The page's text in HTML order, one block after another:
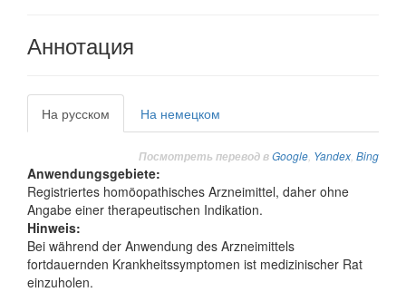
Аннотация
На русском На немецком
Посмотреть перевод вGoogle Yandex Bing
Anwendungsgebiete:
Registriertes homöopathisches Arzneimittel, daher ohne
Angabe einer therapeutischen Indikation.
Hinweis:
Bei während der Anwendung des Arzneimittels
fortdauernden Krankheitssymptomen ist medizinischer Rat
einzuholen.